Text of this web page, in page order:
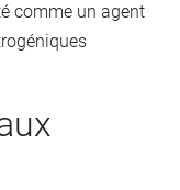
comme un agent